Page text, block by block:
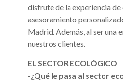
disfrute de la experiencia
asesoramiento
Madrid. Además, al ser una
nuestros clientes.
EL SECTOR ECOLÓGICO
-¿Qué le pasa al sector